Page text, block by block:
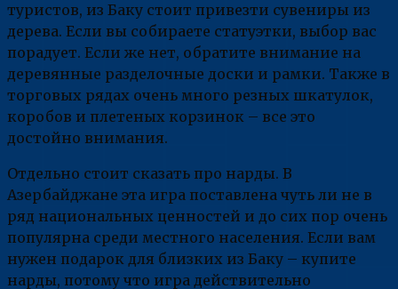
туристов, из Баку стоит привезти сувениры из
дерева. Если вы собираете статуэтки, выбор вас
порадует. Если же нет, обратите внимание на
деревянные разделочные доски и рамки. Также в
торговых рядах очень много резных шкатулок,
коробов и плетеных корзинок – все это
достойно внимания.
Отдельно стоит сказать про нарды. В
Азербайджане эта игра поставлена чуть ли не в
ряд национальных ценностей и до сих пор очень
популярна среди местного населения. Если вам
нужен подарок для близких из Баку – купите
нарды, потому что игра действительно